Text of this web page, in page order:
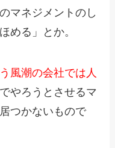
マネジメントのし
める」とか。
風潮の会社では人
やろうとさせるマ
つかないもので